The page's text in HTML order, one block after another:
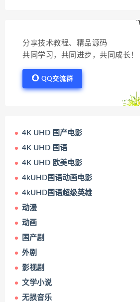
分享技术教程、精品源码
共同学习，共同进步，共同成长！
QQ交流群
4K UHD 国产电影
4K UHD 国语
4K UHD 欧美电影
4kUHD国语动画电影
4kUHD国语超级英雄
动漫
动画
国产剧
外剧
影视剧
文学小说
无损音乐